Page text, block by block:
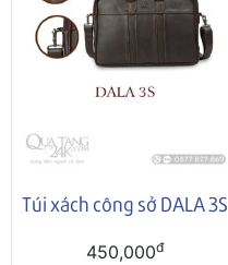
Túi xách công sở DALA 3S
450,000đ